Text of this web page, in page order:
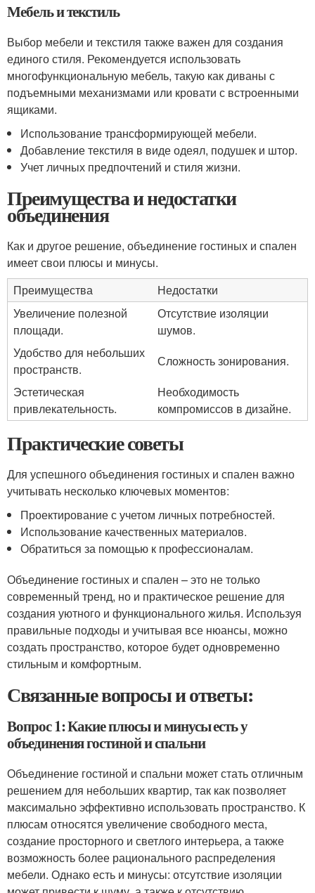
Мебель и текстиль
Выбор мебели и текстиля также важен для создания
единого стиля. Рекомендуется использовать
многофункциональную мебель, такую как диваны с
подъемными механизмами или кровати с встроенными
ящиками.
Использование трансформирующей мебели.
Добавление текстиля в виде одеял, подушек и штор.
Учет личных предпочтений и стиля жизни.
Преимущества и недостатки
объединения
Как и другое решение, объединение гостиных и спален
имеет свои плюсы и минусы.
Преимущества
Недостатки
Увеличение полезной
площади.
Отсутствие изоляции
шумов.
Удобство для небольших
пространств.
Сложность зонирования.
Эстетическая
привлекательность.
Необходимость
компромиссов в дизайне.
Практические советы
Для успешного объединения гостиных и спален важно
учитывать несколько ключевых моментов:
Проектирование с учетом личных потребностей.
Использование качественных материалов.
Обратиться за помощью к профессионалам.
Объединение гостиных и спален – это не только
современный тренд, но и практическое решение для
создания уютного и функционального жилья. Используя
правильные подходы и учитывая все нюансы, можно
создать пространство, которое будет одновременно
стильным и комфортным.
Связанные вопросы и ответы:
Вопрос 1: Какие плюсы и минусы есть у
объединения гостиной и спальни
Объединение гостиной и спальни может стать отличным
решением для небольших квартир, так как позволяет
максимально эффективно использовать пространство. К
плюсам относятся увеличение свободного места,
создание просторного и светлого интерьера, а также
возможность более рационального распределения
мебели. Однако есть и минусы: отсутствие изоляции